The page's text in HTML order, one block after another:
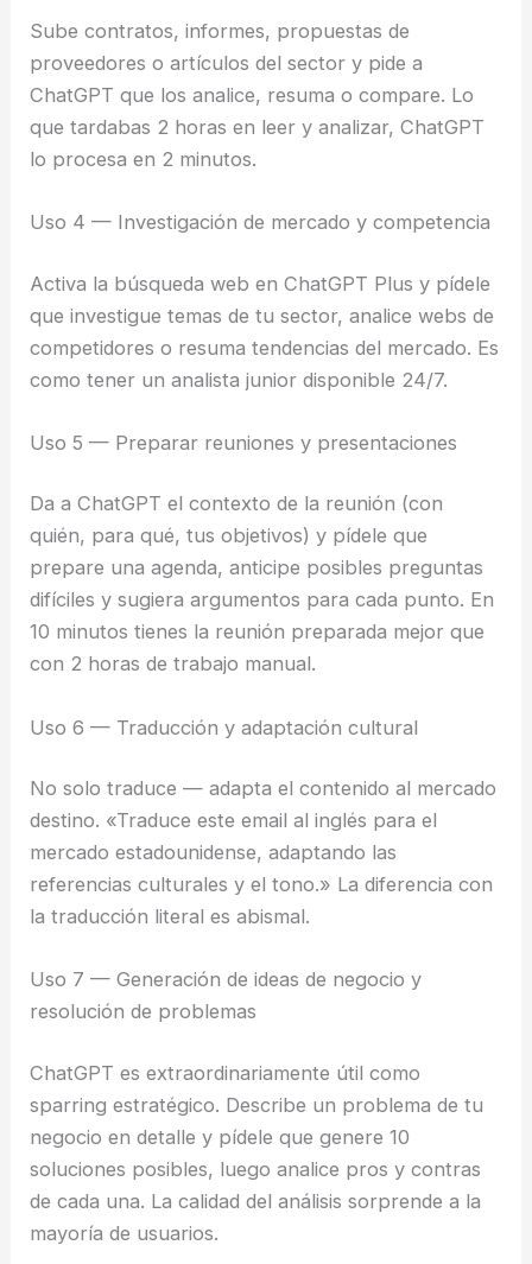
Sube contratos, informes, propuestas de
proveedores o artículos del sector y pide a
ChatGPT que los analice, resuma o compare. Lo
que tardabas 2 horas en leer y analizar, ChatGPT
lo procesa en 2 minutos.
Uso 4 — Investigación de mercado y competencia
Activa la búsqueda web en ChatGPT Plus y pídele
que investigue temas de tu sector, analice webs de
competidores o resuma tendencias del mercado. Es
como tener un analista junior disponible 24/7.
Uso 5 — Preparar reuniones y presentaciones
Da a ChatGPT el contexto de la reunión (con
quién, para qué, tus objetivos) y pídele que
prepare una agenda, anticipe posibles preguntas
difíciles y sugiera argumentos para cada punto. En
10 minutos tienes la reunión preparada mejor que
con 2 horas de trabajo manual.
Uso 6 — Traducción y adaptación cultural
No solo traduce — adapta el contenido al mercado
destino. «Traduce este email al inglés para el
mercado estadounidense, adaptando las
referencias culturales y el tono.» La diferencia con
la traducción literal es abismal.
Uso 7 — Generación de ideas de negocio y
resolución de problemas
ChatGPT es extraordinariamente útil como
sparring estratégico. Describe un problema de tu
negocio en detalle y pídele que genere 10
soluciones posibles, luego analice pros y contras
de cada una. La calidad del análisis sorprende a la
mayoría de usuarios.